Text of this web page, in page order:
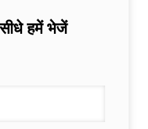
हमें भेजें